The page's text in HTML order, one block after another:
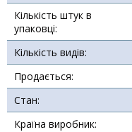
Кількість штук в
упаковці:
Кількість видів:
Продається:
Стан:
Країна виробник: